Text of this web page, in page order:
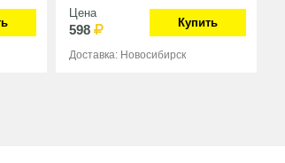
Цена
598 Купить
Доставка: Новосибирск